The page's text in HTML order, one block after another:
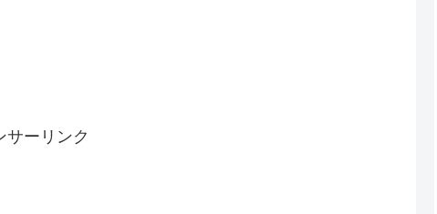
サーリンク